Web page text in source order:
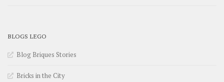
BLOGS LEGO
Blog Briques Stories
Bricks in the City